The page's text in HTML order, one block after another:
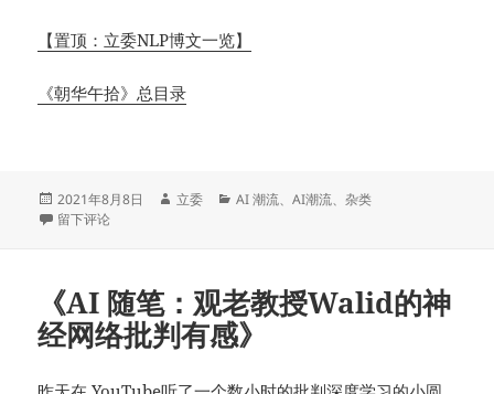
【置顶：立委NLP博文一览】
《朝华午拾》总目录
发
布
2021年8月8日
作
立委
分
AI 潮流、AI潮流、杂类
于《李白126：神经 attention 机制搞定代词指代的案例》
留下评论
《AI 随笔：观老教授Walid的神
经网络批判有感》